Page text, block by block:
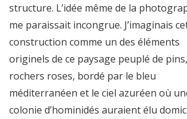
structure. L’idée même de la
me paraissait incongrue. J’imaginais
construction comme un des éléments
originels de ce paysage peuplé de
rochers roses, bordé par le bleu
méditerranéen et le ciel azuréen où
colonie d’hominidés auraient élu